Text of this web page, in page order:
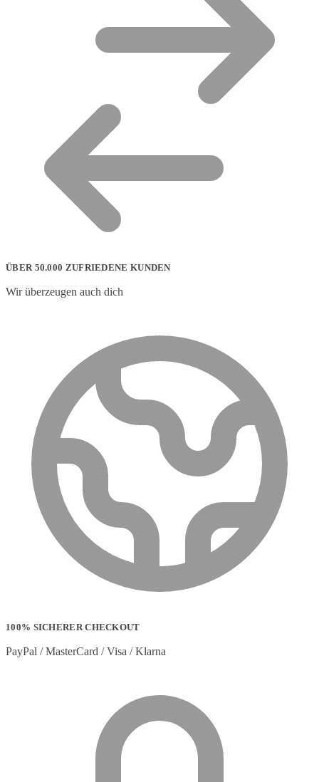
ÜBER 50.000 ZUFRIEDENE KUNDEN
Wir überzeugen auch dich
100% SICHERER CHECKOUT
PayPal / MasterCard / Visa / Klarna